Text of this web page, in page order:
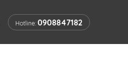
Hotline: 0908847182